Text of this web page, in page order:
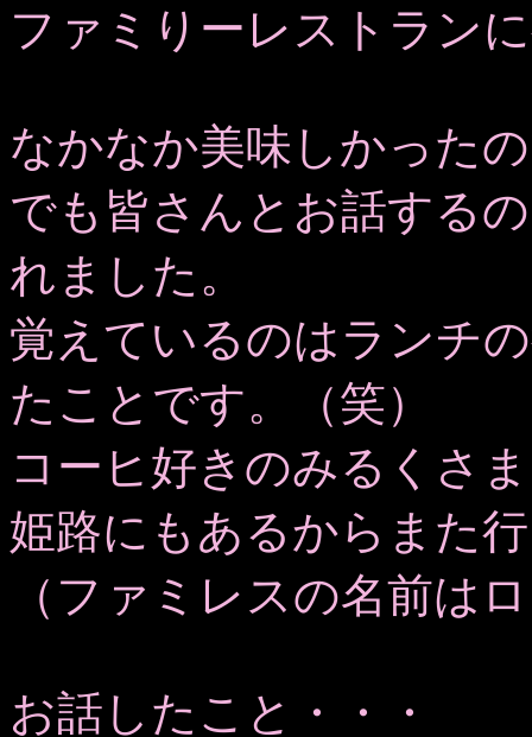
ファミりーレストラン
なかなか美味しかった
でも皆さんとお話する
れました。
覚えているのはランチ
たことです。（笑）
コーヒ好きのみるくさ
姫路にもあるからまた
（ファミレスの名前は
お話したこと・・・